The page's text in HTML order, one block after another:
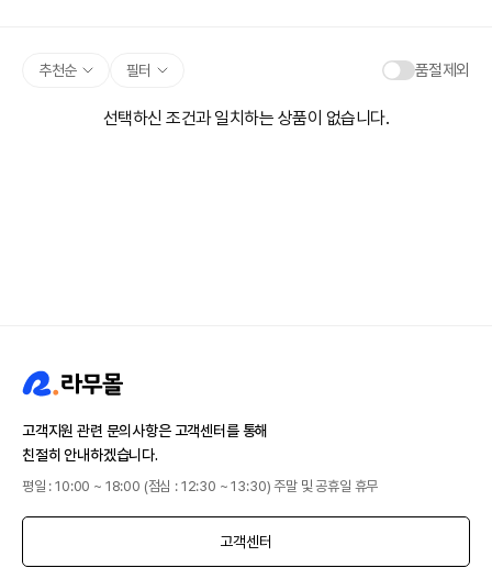
추천순 필터 품절제외
선택하신 조건과 일치하는 상품이 없습니다.
고객지원 관련 문의사항은 고객센터를 통해
친절히 안내하겠습니다.
평일 : 10:00 ~ 18:00 (점심 : 12:30 ~ 13:30) 주말 및 공휴일 휴무
고객센터